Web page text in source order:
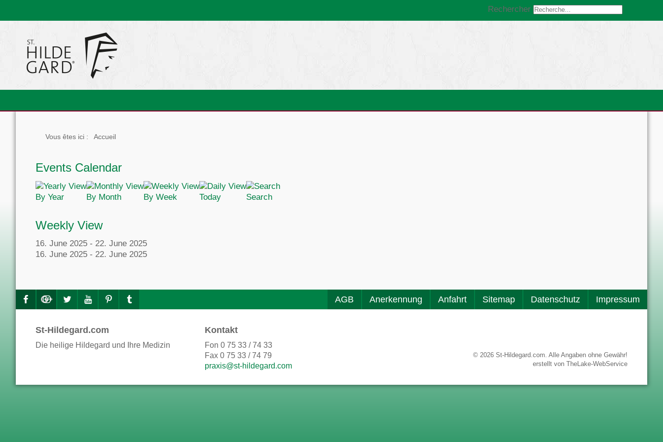
Rechercher
Vous êtes ici : Accueil
Events Calendar
By Year By Month By Week Today Search
Weekly View
16. June 2025 - 22. June 2025
16. June 2025 - 22. June 2025
AGB Anerkennung Anfahrt Sitemap Datenschutz Impressum
St-Hildegard.com
Die heilige Hildegard und Ihre Medizin
Kontakt
Fon 0 75 33 / 74 33
Fax 0 75 33 / 74 79
praxis@st-hildegard.com
© 2026 St-Hildegard.com. Alle Angaben ohne Gewähr!
erstellt von TheLake-WebService